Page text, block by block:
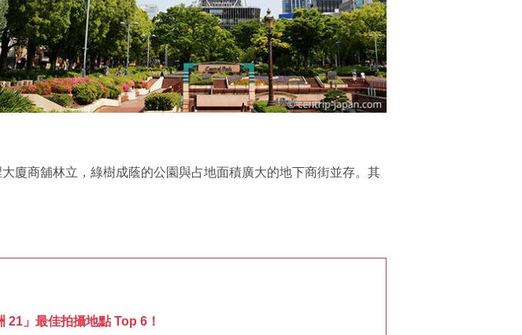
廈商舖林立，綠樹成蔭的公園與占地面積廣大的地下商街並存。其
21」最佳拍攝地點 Top 6！